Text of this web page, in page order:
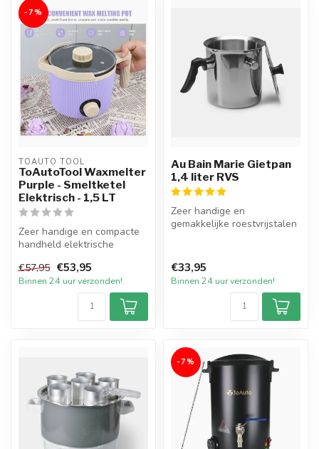
-7%
TOAUTO TOOL
ToAutoTool Waxmelter
Purple - Smeltketel
Elektrisch - 1,5 LT
Zeer handige en compacte
handheld elektrische
kleur Pa...
€57,95 €53,95
Binnen 24 uur verzonden!
Au Bain Marie Gietpan
1,4 liter RVS
Zeer handige en
gemakkelijke roestvrijstalen
€33,95
Binnen 24 uur verzonden!
-7%